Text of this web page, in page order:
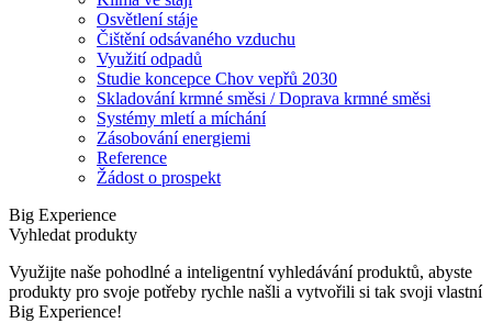
Osvětlení stáje
Čištění odsávaného vzduchu
Využití odpadů
Studie koncepce Chov vepřů 2030
Skladování krmné směsi / Doprava krmné směsi
Systémy mletí a míchání
Zásobování energiemi
Reference
Žádost o prospekt
Big Experience
Vyhledat produkty
Využijte naše pohodlné a inteligentní vyhledávání produktů, abyste
produkty pro svoje potřeby rychle našli a vytvořili si tak svoji vlastní
Big Experience!